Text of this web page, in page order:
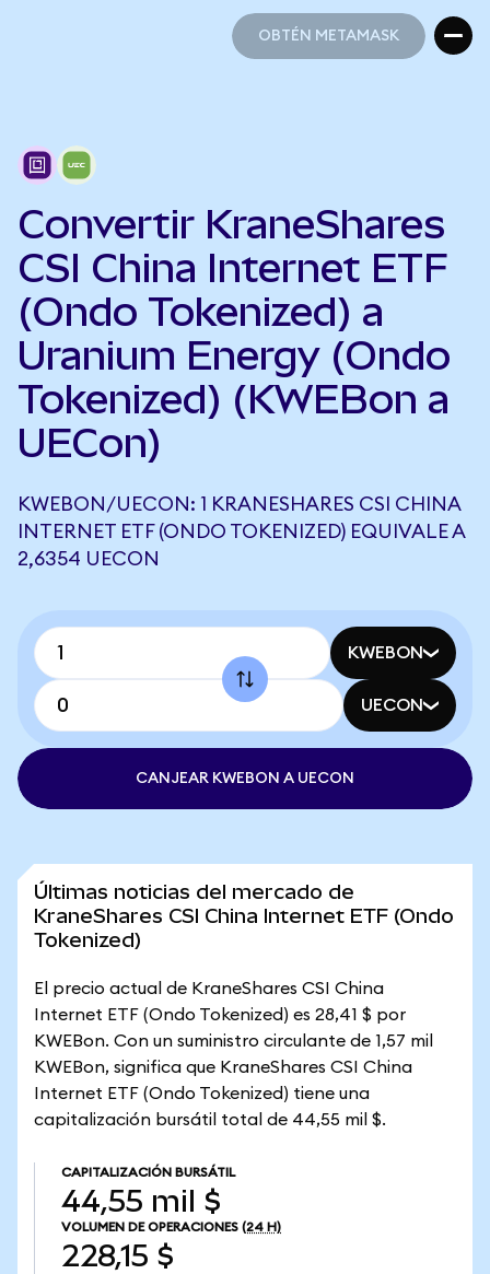
OBTÉN METAMASK
Convertir KraneShares
CSI China Internet ETF
(Ondo Tokenized) a
Uranium Energy (Ondo
Tokenized) (KWEBon a
UECon)
KWEBON/UECON: 1 KRANESHARES CSI CHINA
INTERNET ETF (ONDO TOKENIZED) EQUIVALE A
2,6354 UECON
KWEBON
UECON
CANJEAR KWEBON A UECON
Últimas noticias del mercado de
KraneShares CSI China Internet ETF (Ondo
Tokenized)
El precio actual de KraneShares CSI China
Internet ETF (Ondo Tokenized) es 28,41 $ por
KWEBon. Con un suministro circulante de 1,57 mil
KWEBon, significa que KraneShares CSI China
Internet ETF (Ondo Tokenized) tiene una
capitalización bursátil total de 44,55 mil $.
CAPITALIZACIÓN BURSÁTIL
44,55 mil $
VOLUMEN DE OPERACIONES (24 H)
228,15 $